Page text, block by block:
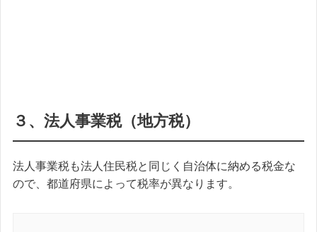
３、法人事業税（地方税）
法人事業税も法人住民税と同じく自治体に納める税金な
ので、都道府県によって税率が異なります。